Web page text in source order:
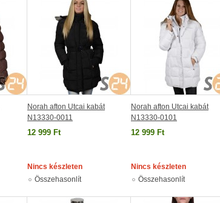
Norah afton Utcai kabát
N13330-0011
12 999 Ft
Nincs készleten
Összehasonlít
Norah afton Utcai kabát
N13330-0101
12 999 Ft
Nincs készleten
Összehasonlít